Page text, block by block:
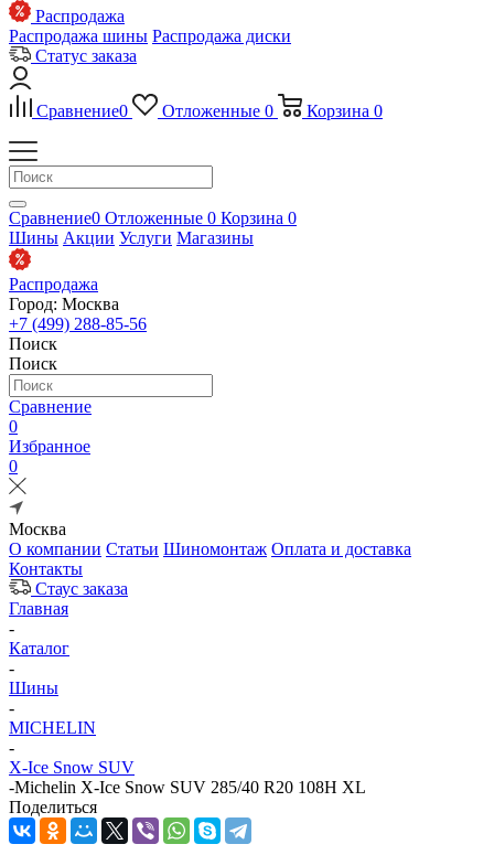
Распродажа
Распродажа шины Распродажа диски
Статус заказа
Сравнение0 Отложенные 0 Корзина 0
Сравнение0 Отложенные 0 Корзина 0
Шины Акции Услуги Магазины
Распродажа
Город: Москва
+7 (499) 288-85-56
Поиск
Поиск
Сравнение
0
Избранное
0
Москва
О компании Статьи Шиномонтаж Оплата и доставка
Контакты
Стаус заказа
Главная
-
Каталог
-
Шины
-
MICHELIN
-
X-Ice Snow SUV
-Michelin X-Ice Snow SUV 285/40 R20 108H XL
Поделиться